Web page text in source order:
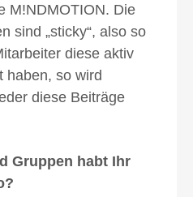
M!NDMOTION. Die
sind „sticky“, also so
diese aktiv
haben, so wird
diese Beiträge
Gruppen habt Ihr